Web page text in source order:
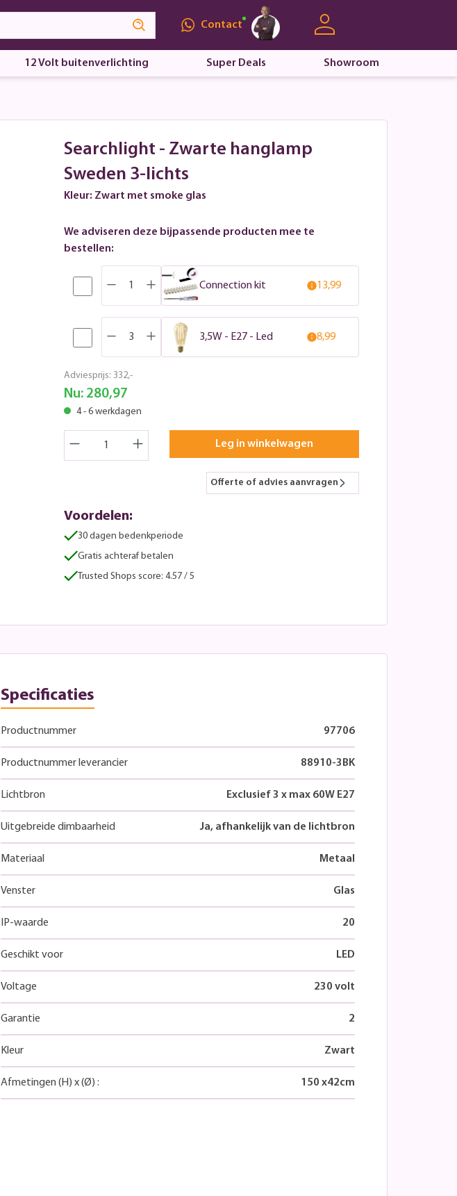
Contact
12 Volt buitenverlichting Super Deals Showroom
Searchlight - Zwarte hanglamp
Sweden 3-lichts
Kleur: Zwart met smoke glas
We adviseren deze bijpassende producten mee te
bestellen:
Connection kit 13,99
3,5W - E27 - Led 8,99
Adviesprijs: 332,-
Nu: 280,97
4 - 6 werkdagen
Leg in winkelwagen
Offerte of advies aanvragen
Voordelen:
30 dagen bedenkperiode
Gratis achteraf betalen
Trusted Shops score: 4.57 / 5
Specificaties
Productnummer 97706
Productnummer leverancier 88910-3BK
Lichtbron Exclusief 3 x max 60W E27
Uitgebreide dimbaarheid Ja, afhankelijk van de lichtbron
Materiaal Metaal
Venster Glas
IP-waarde 20
Geschikt voor LED
Voltage 230 volt
Garantie 2
Kleur Zwart
Afmetingen (H) x(Ø) : 150 x42cm